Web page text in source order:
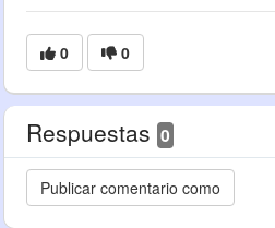
0 0
Respuestas 0